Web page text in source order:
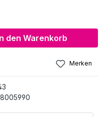
den
den Warenkorb
Merken